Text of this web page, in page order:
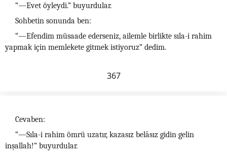
“—Evet öyleydi.” buyurdular.
Sohbetin sonunda ben:
“—Efendim müsaade ederseniz, ailemle birlikte sıla-i rahim
yapmak için memlekete gitmek istiyoruz” dedim.
367
Cevaben:
“—Sıla-i rahim ömrü uzatır, kazasız belâsız gidin gelin
inşallah!” buyurdular.